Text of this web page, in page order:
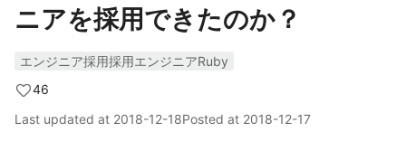
ニアを採用できたのか？
エンジニア採用採用エンジニアRuby
46
Last updated at 2018-12-18Posted at 2018-12-17